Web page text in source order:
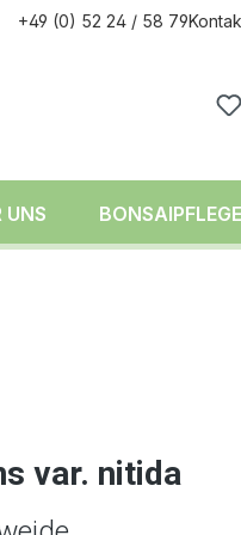
+49 (0) 52 24 / 58 79
UNS BONSAIPFLEGE
var. nitida